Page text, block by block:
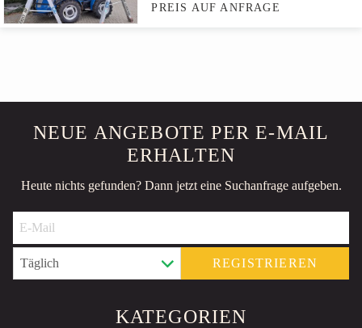
PREIS AUF ANFRAGE
NEUE ANGEBOTE PER E-MAIL
ERHALTEN
Heute nichts gefunden? Dann jetzt eine Suchanfrage aufgeben.
REGISTRIEREN
KATEGORIEN